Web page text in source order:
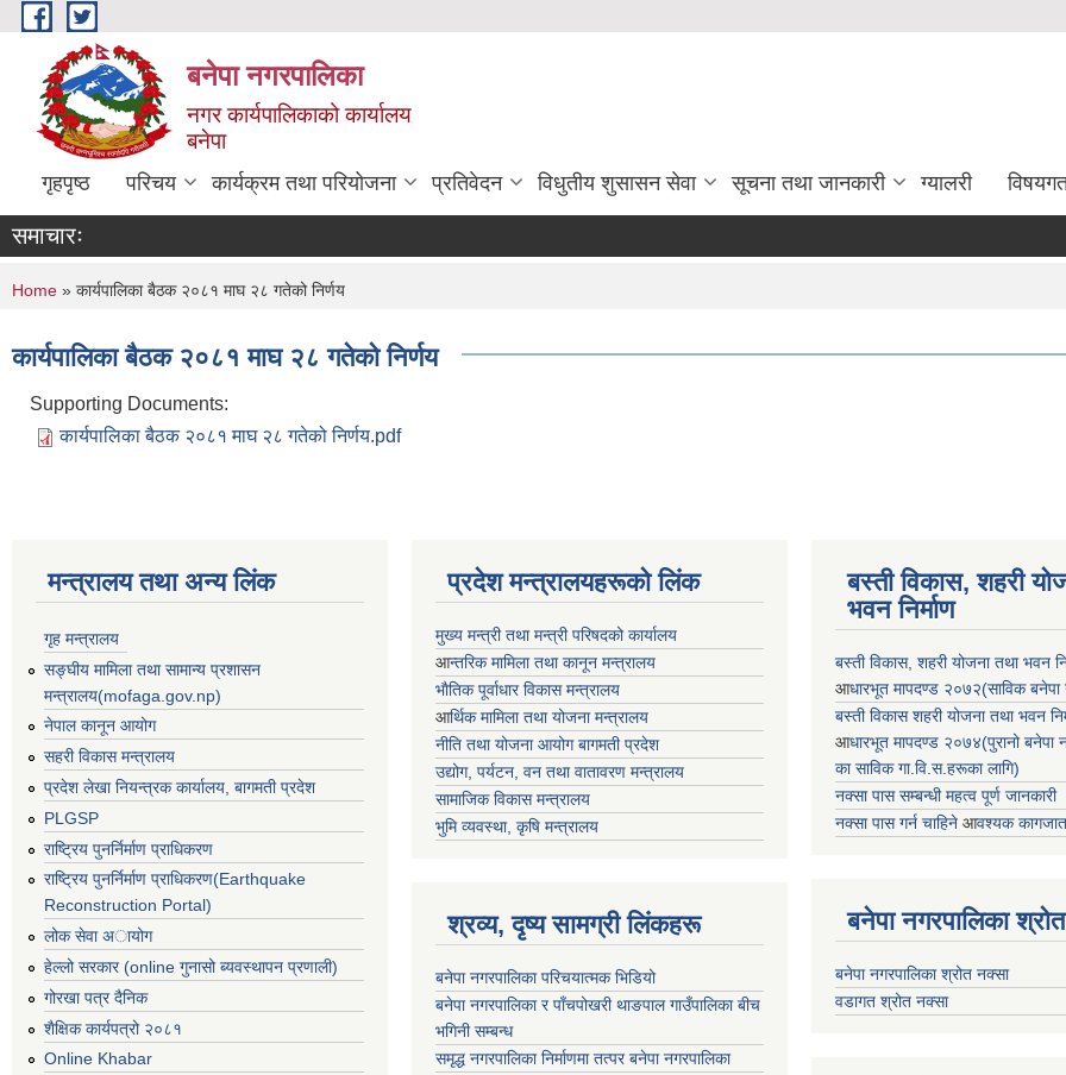
Skip to main content
बनेपा नगरपालिका
नगर कार्यपालिकाको कार्यालय
बनेपा
गृहपृष्ठ परिचय कार्यक्रम तथा परियोजना प्रतिवेदन विधुतीय शुसासन सेवा सूचना तथा जानकारी ग्यालरी
समाचारः
You are here
Home » कार्यपालिका बैठक २०८१ माघ २८ गतेको निर्णय
कार्यपालिका बैठक २०८१ माघ २८ गतेको निर्णय
Supporting Documents:
कार्यपालिका बैठक २०८१ माघ २८ गतेको निर्णय.pdf
मन्त्रालय तथा अन्य लिंक
गृह मन्त्रालय
सङ्घीय मामिला तथा सामान्य प्रशासन
मन्त्रालय(mofaga.gov.np)
नेपाल कानून आयोग
सहरी विकास मन्त्रालय
प्रदेश लेखा नियन्त्रक कार्यालय, बागमती प्रदेश
PLGSP
राष्ट्रिय पुनर्निर्माण प्राधिकरण
राष्ट्रिय पुनर्निर्माण प्राधिकरण(Earthquake
Reconstruction Portal)
लोक सेवा अायोग
हेल्लो सरकार (online गुनासो ब्यवस्थापन प्रणाली)
गोरखा पत्र दैनिक
शैक्षिक कार्यपत्रो २०८१
Online Khabar
प्रदेश मन्त्रालयहरूको लिंक
मुख्य मन्त्री तथा मन्त्री परिषदको कार्यालय
आन्तरिक मामिला तथा कानून मन्त्रालय
भाैतिक पूर्वाधार विकास मन्त्रालय
आर्थिक मामिला तथा योजना मन्त्रालय
नीति तथा योजना आयोग बागमती प्रदेश
उद्योग, पर्यटन, वन तथा वातावरण मन्त्रालय
सामाजिक विकास मन्त्रालय
भुमि व्यवस्था, कृषि मन्त्रालय
श्रव्य, दृष्य सामग्री लिंकहरू
बनेपा नगरपालिका परिचयात्मक भिडियो
बनेपा नगरपालिका र पाँचपोखरी थाङपाल गाउँपालिका बीच
भगिनी सम्बन्ध
समृद्ध नगरपालिका निर्माणमा तत्पर बनेपा नगरपालिका
बस्ती विकास, शहरी
भवन निर्माण
बस्ती विकास, शहरी योजना तथा भवन
आधारभूत मापदण्ड २०७२(साविक बनेपा
बस्ती विकास शहरी योजना तथा भवन
आधारभूत मापदण्ड २०७४(पुरानो बनेपा
का साविक गा.वि.स.हरूका लागि)
नक्सा पास सम्बन्धी महत्व पूर्ण जानकारी
नक्सा पास गर्न चाहिने आवश्यक
बनेपा नगरपालिका
बनेपा नगरपालिका श्रोत नक्सा
वडागत श्रोत नक्सा